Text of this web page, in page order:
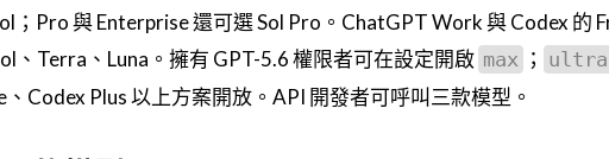
；Pro 與 Enterprise 還可選 Sol Pro。ChatGPT Work 與 Codex 的
、Terra、Luna。擁有 GPT-5.6 權限者可在設定開啟 max ； ultra
Codex Plus 以上方案開放。API 開發者可呼叫三款模型。